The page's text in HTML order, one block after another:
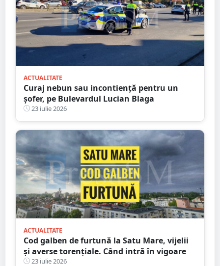
ACTUALITATE
Curaj nebun sau incontiență pentru un
șofer, pe Bulevardul Lucian Blaga
23 iulie 2026
ACTUALITATE
Cod galben de furtună la Satu Mare, vijelii
și averse torențiale. Când intră în vigoare
23 iulie 2026